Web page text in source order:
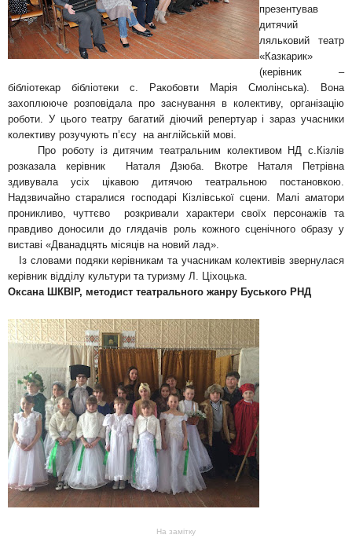
презентував
дитячий
ляльковий театр
«Казкарик»
(керівник –
бібліотекар бібліотеки с. Ракобовти Марія Смолінська). Вона
захоплююче розповідала про заснування в колективу, організацію
роботи. У цього театру багатий діючий репертуар і зараз учасники
колективу розучують п’єсу на англійській мові.
Про роботу із дитячим театральним колективом НД с.Кізлів
розказала керівник Наталя Дзюба. Вкотре Наталя Петрівна
здивувала усіх цікавою дитячою театральною постановкою.
Надзвичайно старалися господарі Кізлівської сцени. Малі аматори
проникливо, чуттєво розкривали характери своїх персонажів та
правдиво доносили до глядачів роль кожного сценічного образу у
виставі «Дванадцять місяців на новий лад».
Із словами подяки керівникам та учасникам колективів звернулася
керівник відділу культури та туризму Л. Ціхоцька.
Оксана ШКВІР, методист театрального жанру Буського РНД
На замітку